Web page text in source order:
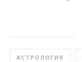
АСТРОЛОГИЯ